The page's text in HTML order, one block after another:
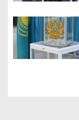
о
з
а